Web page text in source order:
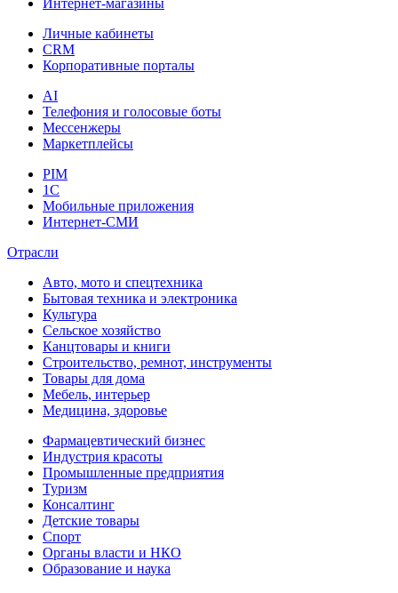
Интернет-магазины
Личные кабинеты
CRM
Корпоративные порталы
AI
Телефония и голосовые боты
Мессенжеры
Маркетплейсы
PIM
1C
Мобильные приложения
Интернет-СМИ
Отрасли
Авто, мото и спецтехника
Бытовая техника и электроника
Культура
Сельское хозяйство
Канцтовары и книги
Строительство, ремнот, инструменты
Товары для дома
Мебель, интерьер
Медицина, здоровье
Фармацевтический бизнес
Индустрия красоты
Промышленные предприятия
Туризм
Консалтинг
Детские товары
Спорт
Органы власти и НКО
Образование и наука